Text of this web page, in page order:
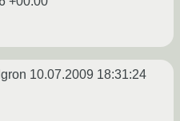
10.07.2009 18:31:24